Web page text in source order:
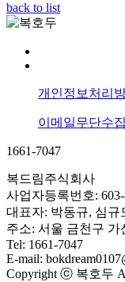
back to list
개인정보처리
이메일무단수
1661-7047
복드림주식회사
사업자등록번호:
대표자: 박동규, 심규
주소: 서울 금천구
Tel: 1661-7047
E-mail:
Copyright ⓒ 복호두